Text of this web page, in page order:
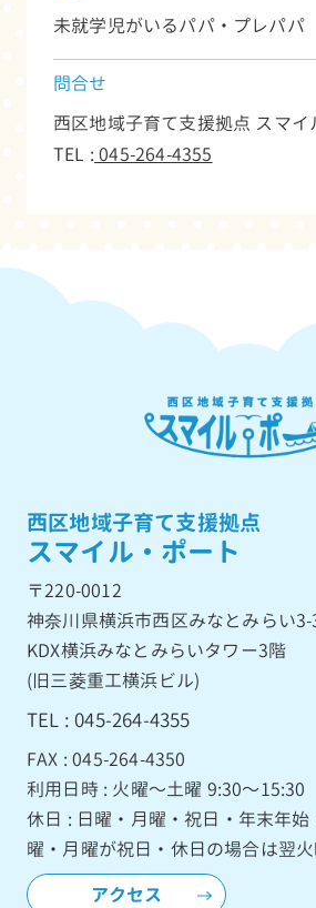
未就学児がいるパパ・プレパパ
問合せ
西区地域子育て支援拠点 スマイ
TEL : 045-264-4355
西区地域子育て支援拠点
スマイル・ポート
〒220-0012
神奈川県横浜市西区みなとみらい3-
KDX横浜みなとみらいタワー3階
(旧三菱重工横浜ビル)
TEL : 045-264-4355
FAX : 045-264-4350
利用日時 : 火曜〜土曜 9:30〜15:30
休日 : 日曜・月曜・祝日・年末年
曜・月曜が祝日・休日の場合は翌火
アクセス